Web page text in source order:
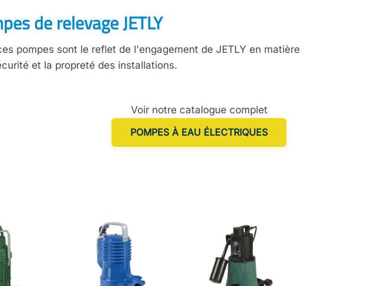
de relevage JETLY
pompes sont le reflet de l'engagement de JETLY en matière
et la propreté des installations.
Voir notre catalogue complet
POMPES À EAU ÉLECTRIQUES